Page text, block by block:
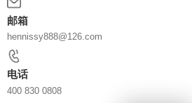
邮箱
hennissy888@126.com
电话
400 830 0808